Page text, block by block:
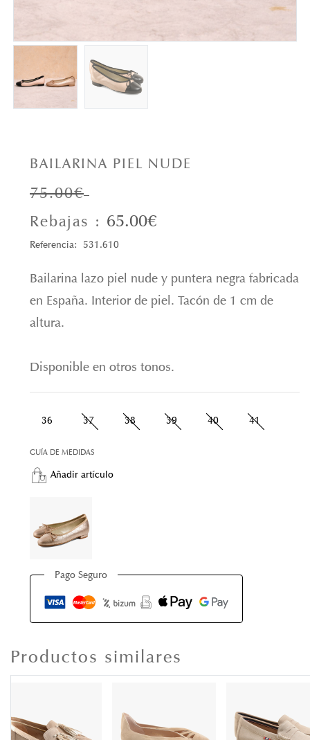
BAILARINA PIEL NUDE
75.00€
Rebajas : 65.00€
Referencia: 531.610
Bailarina lazo piel nude y puntera negra fabricada
en España. Interior de piel. Tacón de 1 cm de
altura.
Disponible en otros tonos.
36 37 38 39 40 41
GUÍA DE MEDIDAS
Añadir artículo
Pago Seguro
Productos similares